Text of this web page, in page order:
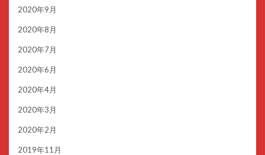
2020年9月
2020年8月
2020年7月
2020年6月
2020年4月
2020年3月
2020年2月
2019年11月